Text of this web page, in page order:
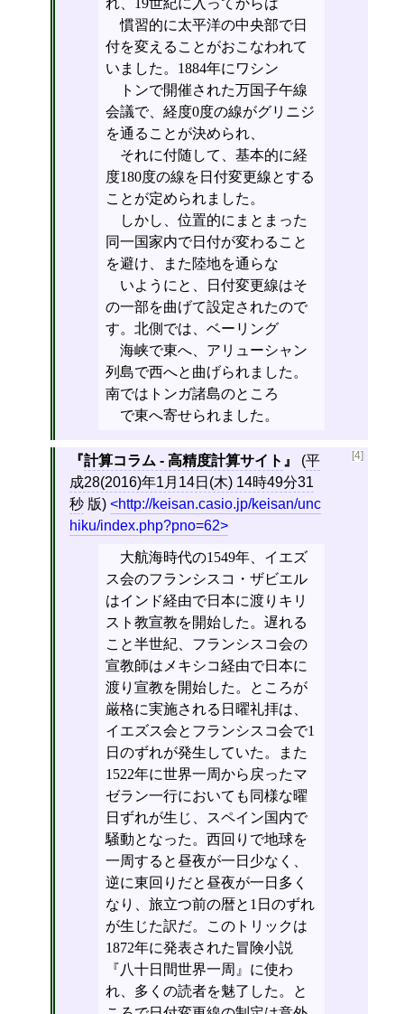
れ、19世紀に入ってからは
慣習的に太平洋の中央部で日
付を変えることがおこなわれて
いました。1884年にワシン
トンで開催された万国子午線
会議で、経度0度の線がグリニジ
を通ることが決められ、
それに付随して、基本的に経
度180度の線を日付変更線とする
ことが定められました。
しかし、位置的にまとまった
同一国家内で日付が変わること
を避け、また陸地を通らな
いようにと、日付変更線はそ
の一部を曲げて設定されたので
す。北側では、ベーリング
海峡で東へ、アリューシャン
列島で西へと曲げられました。
南ではトンガ諸島のところ
で東へ寄せられました。
[4]
計算コラム - 高精度計算サイト (平
成28(2016)年1月14日(木) 14時49分31
秒版)
http://keisan.casio.jp/keisan/unc
hiku/index.php?pno=62
大航海時代の1549年、イエズ
ス会のフランシスコ・ザビエル
はインド経由で日本に渡りキリ
スト教宣教を開始した。遅れる
こと半世紀、フランシスコ会の
宣教師はメキシコ経由で日本に
渡り宣教を開始した。ところが
厳格に実施される日曜礼拝は、
イエズス会とフランシスコ会で1
日のずれが発生していた。また
1522年に世界一周から戻ったマ
ゼラン一行においても同様な曜
日ずれが生じ、スペイン国内で
騒動となった。西回りで地球を
一周すると昼夜が一日少なく、
逆に東回りだと昼夜が一日多く
なり、旅立つ前の暦と1日のずれ
が生じた訳だ。このトリックは
1872年に発表された冒険小説
『八十日間世界一周』に使わ
れ、多くの読者を魅了した。と